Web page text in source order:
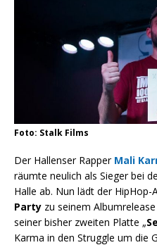
Foto: Stalk Films
Der Hallenser Rapper Mali
räumte neulich als Sieger bei
Halle ab. Nun lädt der HipHop-
Party zu seinem
seiner bisher zweiten Platte „
Karma in den Struggle um die